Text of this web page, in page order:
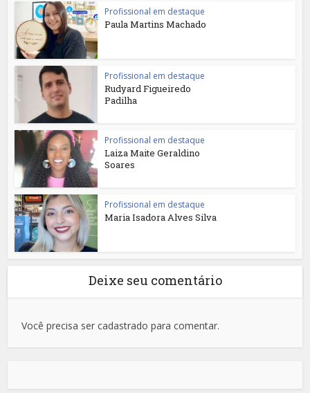
Profissional em destaque
Paula Martins Machado
Profissional em destaque
Rudyard Figueiredo
Padilha
Profissional em destaque
Laiza Maite Geraldino
Soares
Profissional em destaque
Maria Isadora Alves Silva
Deixe seu comentário
Você precisa ser cadastrado para comentar.